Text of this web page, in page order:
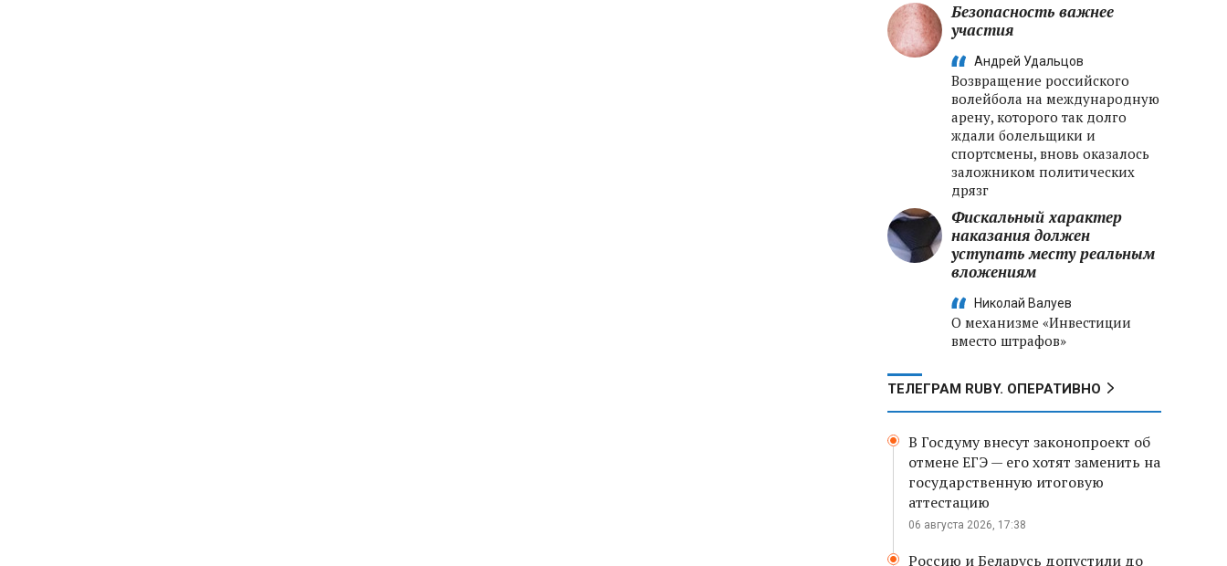
Безопасность важнее
участия
Андрей Удальцов
Возвращение российского
волейбола на международную
арену, которого так долго
ждали болельщики и
спортсмены, вновь оказалось
заложником политических
дрязг
Фискальный характер
наказания должен
уступать месту реальным
вложениям
Николай Валуев
О механизме «Инвестиции
вместо штрафов»
ТЕЛЕГРАМ RUBY. ОПЕРАТИВНО
В Госдуму внесут законопроект об
отмене ЕГЭ — его хотят заменить на
государственную итоговую
аттестацию
06 августа 2026, 17:38
Россию и Беларусь допустили до